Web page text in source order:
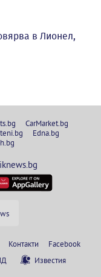
в Лионел,
CarMarket.bg
Edna.bg
Контакти
Facebook
Известия